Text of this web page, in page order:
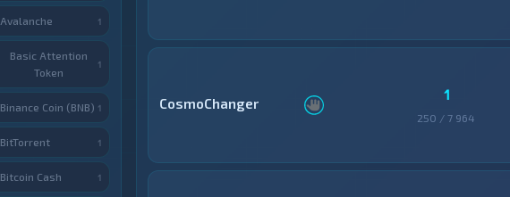
CosmoChanger 1
250 / 7 964
Avalanche 1
Basic Attention
Token
1
Binance Coin (BNB) 1
BitTorrent 1
Bitcoin Cash 1